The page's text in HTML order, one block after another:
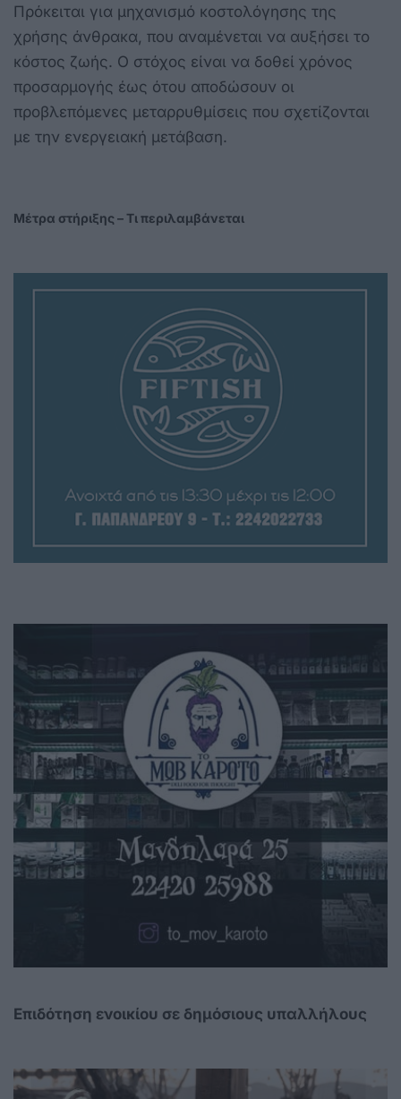
Πρόκειται για μηχανισμό κοστολόγησης της
χρήσης άνθρακα, που αναμένεται να αυξήσει το
κόστος ζωής. Ο στόχος είναι να δοθεί χρόνος
προσαρμογής έως ότου αποδώσουν οι
προβλεπόμενες μεταρρυθμίσεις που σχετίζονται
με την ενεργειακή μετάβαση.
Μέτρα στήριξης – Τι περιλαμβάνεται
Επιδότηση ενοικίου σε δημόσιους υπαλλήλους